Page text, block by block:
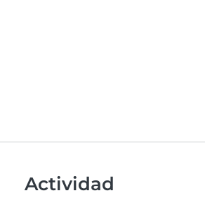
Actividad